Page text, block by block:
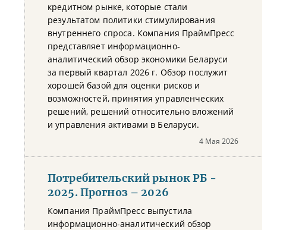
кредитном рынке, которые стали
результатом политики стимулирования
внутреннего спроса. Компания ПраймПресс
представляет информационно-
аналитический обзор экономики Беларуси
за первый квартал 2026 г. Обзор послужит
хорошей базой для оценки рисков и
возможностей, принятия управленческих
решений, решений относительно вложений
и управления активами в Беларуси.
4 Мая 2026
Потребительский рынок РБ -
2025. Прогноз – 2026
Компания ПраймПресс выпустила
информационно-аналитический обзор